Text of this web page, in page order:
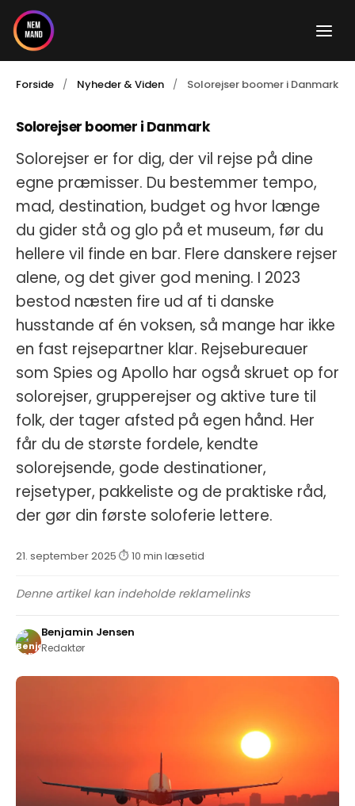
Gå
indholdet
Forside Nyheder & Viden Solorejser boomer i Danmark
Solorejser boomer i Danmark
Solorejser er for dig, der vil rejse på dine
egne præmisser. Du bestemmer tempo,
mad, destination, budget og hvor længe
du gider stå og glo på et museum, før du
hellere vil finde en bar. Flere danskere rejser
alene, og det giver god mening. I 2023
bestod næsten fire ud af ti danske
husstande af én voksen, så mange har ikke
en fast rejsepartner klar. Rejsebureauer
som Spies og Apollo har også skruet op for
solorejser, grupperejser og aktive ture til
folk, der tager afsted på egen hånd. Her
får du de største fordele, kendte
solorejsende, gode destinationer,
rejsetyper, pakkeliste og de praktiske råd,
der gør din første soloferie lettere.
21. september 2025·⏱ 10 min læsetid·
Denne artikel kan indeholde reklamelinks
Benjamin Jensen
Redaktør